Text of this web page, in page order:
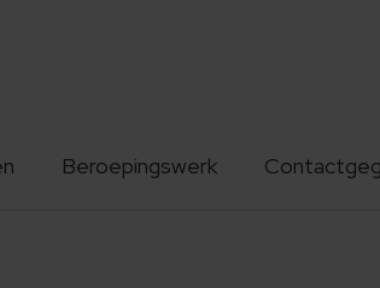
Beroepingswerk